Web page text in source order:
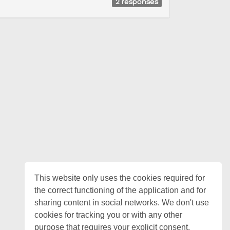
This website only uses the cookies required for
the correct functioning of the application and for
sharing content in social networks. We don't use
cookies for tracking you or with any other
purpose that requires your explicit consent.
2 responses